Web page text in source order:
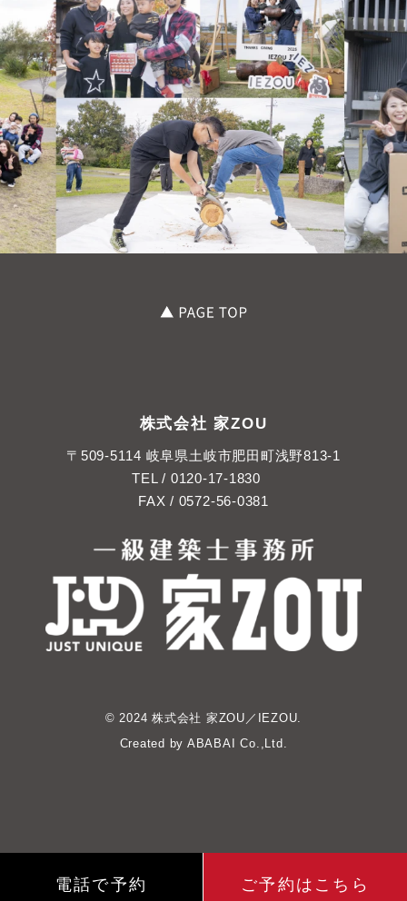
電話で予約 ご予約はこちら
株式会社 家ZOU
〒509-5114 岐阜県土岐市肥田町浅野813-1
TEL / 0120-17-1830
FAX / 0572-56-0381
© 2024 株式会社 家ZOU／IEZOU.
Created by ABABAI Co.,Ltd.